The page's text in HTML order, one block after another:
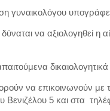
γυναικολόγου
να αξιολογηθεί η
δικαιολογητικά
να επικοινωνούν
Βενιζέλου 5 και στα